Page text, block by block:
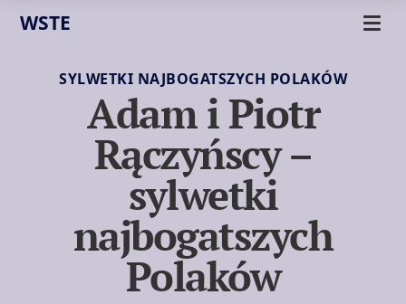
WSTE
SYLWETKI NAJBOGATSZYCH POLAKÓW
Adam i Piotr
Rączyńscy –
sylwetki
najbogatszych
Polaków